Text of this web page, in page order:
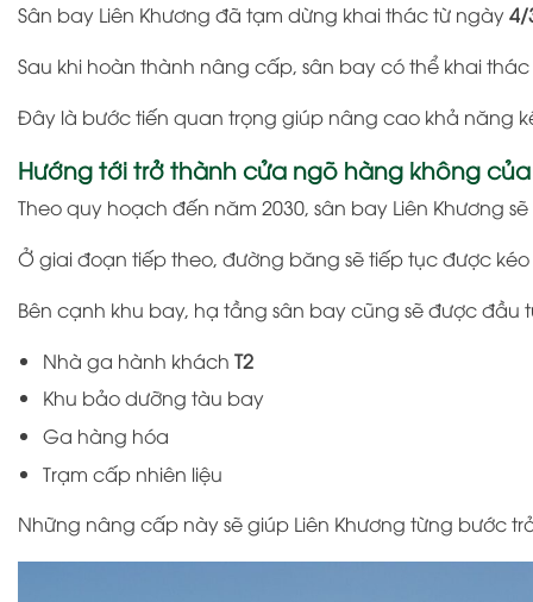
Sân bay Liên Khương đã tạm dừng khai thác từ ngày4/
Sau khi hoàn thành nâng cấp, sân bay có thể khai
Đây là bước tiến quan trọng giúp nâng cao khả năng
Hướng tới trở thành cửa ngõ hàng không của
Theo quy hoạch đến năm 2030, sân bay Liên Khương
Ở giai đoạn tiếp theo, đường băng sẽ tiếp tục được
Bên cạnh khu bay, hạ tầng sân bay cũng sẽ được đầu
Nhà ga hành khách T2
Khu bảo dưỡng tàu bay
Ga hàng hóa
Trạm cấp nhiên liệu
Những nâng cấp này sẽ giúp Liên Khương từng bước